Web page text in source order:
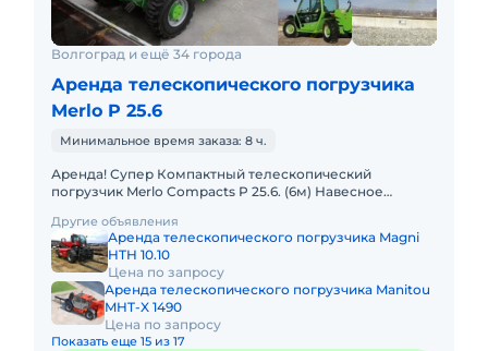
Волгоград и ещё 34 города
Аренда телескопического погрузчика
Merlo P 25.6
Минимальное время заказа: 8 ч.
Аренда! Супер Компактный телескопический
погрузчик Merlo Compacts P 25.6. (6м) Навесное
Грузоподъёмность, кг
Другие объявления
Аренда телескопического погрузчика Magni
HTH 10.10
Цена по запросу
Аренда телескопического погрузчика Manitou
MHT-X 1490
Цена по запросу
Показать еще 15 из 17